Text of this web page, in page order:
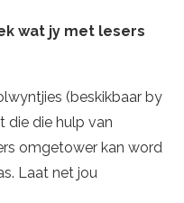
wat jy met lesers
(beskikbaar by
die die hulp van
omgetower kan word
Laat net jou